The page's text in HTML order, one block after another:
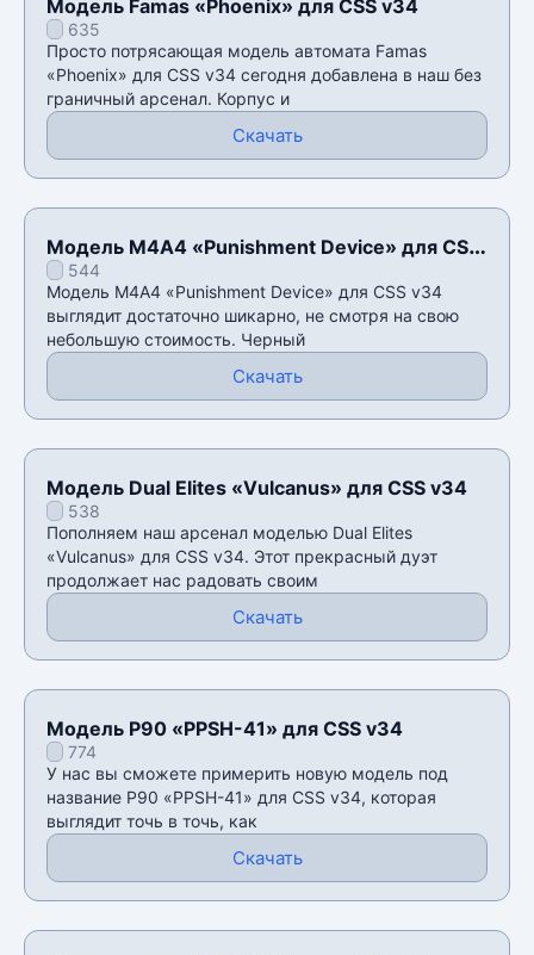
Модель Famas «Phoenix» для CSS v34
635
Просто потрясающая модель автомата Famas
«Phoenix» для CSS v34 сегодня добавлена в наш без
граничный арсенал. Корпус и
Скачать
Модель М4А4 «Punishment Device» для CSS
v34544
Модель М4А4 «Punishment Device» для CSS v34
выглядит достаточно шикарно, не смотря на свою
небольшую стоимость. Черный
Скачать
Модель Dual Elites «Vulcanus» для CSS v34
538
Пополняем наш арсенал моделью Dual Elites
«Vulcanus» для CSS v34. Этот прекрасный дуэт
продолжает нас радовать своим
Скачать
Модель P90 «PPSH-41» для CSS v34
774
У нас вы сможете примерить новую модель под
название P90 «PPSH-41» для CSS v34, которая
выглядит точь в точь, как
Скачать